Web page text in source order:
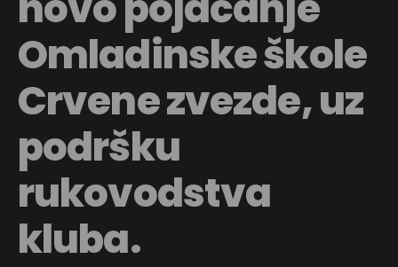
Omladinske škole
Crvene zvezde, uz
podršku
rukovodstva
kluba.